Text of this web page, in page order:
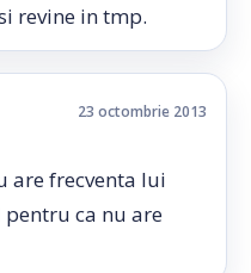
revine in tmp.
23 octombrie 2013
are frecventa lui
ca nu are